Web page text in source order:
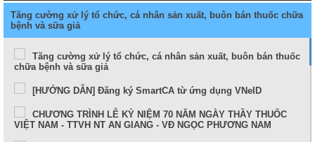
Tăng cường xử lý tổ chức, cá nhân sản xuất, buôn bán thuốc chữa
bệnh và sữa giả
Tăng cường xử lý tổ chức, cá nhân sản xuất, buôn bán thuốc
chữa bệnh và sữa giả
[HƯỚNG DẪN] Đăng ký SmartCA từ ứng dụng VNeID
CHƯƠNG TRÌNH LỄ KỶ NIỆM 70 NĂM NGÀY THẦY THUỐC
VIỆT NAM - TTVH NT AN GIANG - VĐ NGỌC PHƯƠNG NAM